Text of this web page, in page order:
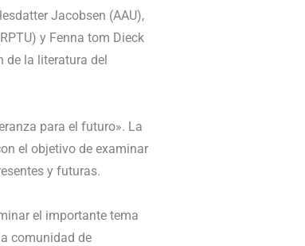
Jacobsen (AAU),
y Fenna tom Dieck
de la literatura del
para el futuro». La
el objetivo de examinar
y futuras.
el importante tema
comunidad de